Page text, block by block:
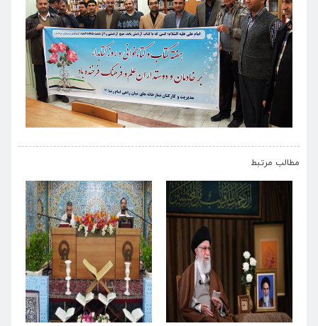
مطالب مرتبط